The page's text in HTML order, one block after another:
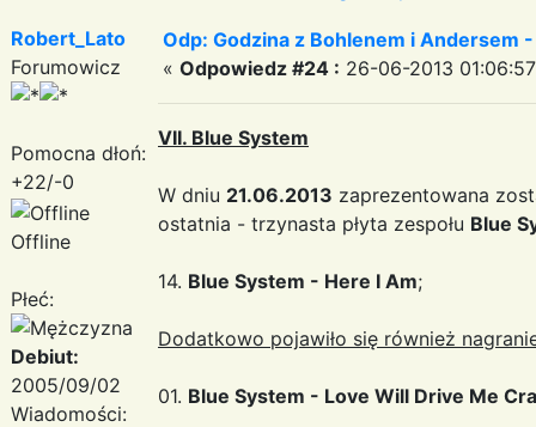
Robert_Lato
Forumowicz
Pomocna dłoń:
+22/-0
Offline
Płeć:
Debiut:
2005/09/02
Wiadomości:
Odp: Godzina z Bohlenem i Andersem
« Odpowiedz #24 : 26-06-2013
VII. Blue System
W dniu 21.06.2013 zaprezentowana
ostatnia - trzynasta płyta zespołu Blue
14. Blue System - Here I Am;
Dodatkowo pojawiło się również
01. Blue System - Love Will Drive Me